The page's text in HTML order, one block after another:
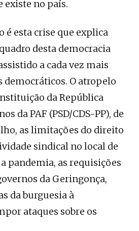
existe no país.
é esta crise que explica
desta democracia
a cada vez mais
democráticos. O atropelo
da República
da PAF (PSD/CDS-PP), de
as limitações do direito
sindical no local de
pandemia, as requisições
da Geringonça,
da burguesia à
ataques sobre os